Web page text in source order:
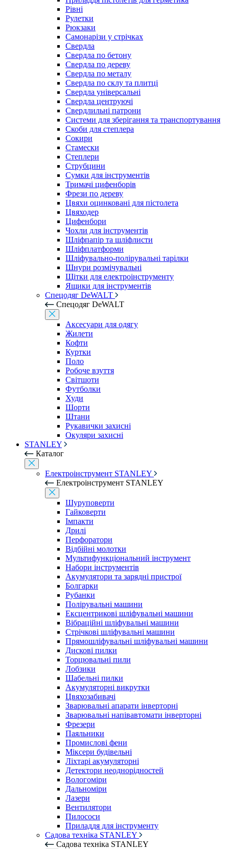
Рівні
Рулетки
Рюкзаки
Самонарізи у стрічках
Свердла
Свердла по бетону
Свердла по дереву
Свердла по металу
Свердла по склу та плитці
Свердла універсальні
Свердла центруючі
Свердлильні патрони
Системи для зберігання та транспортування
Скоби для степлера
Сокири
Стамески
Степлери
Струбцини
Сумки для інструментів
Тримачі цифенборів
Фрези по дереву
Цвяхи оцинковані для пістолета
Цвяходер
Цифенбори
Чохли для інструментів
Шліфпапір та шліфлисти
Шліфплатформи
Шліфувально-полірувальні тарілки
Шнури розмічувальні
Щітки для електроінструменту
Ящики для інструментів
Спецодяг DeWALT
Спецодяг DeWALT
Аксесуари для одягу
Жилети
Кофти
Куртки
Поло
Робоче взуття
Світшоти
Футболки
Худи
Шорти
Штани
Рукавички захисні
Окуляри захисні
STANLEY
Каталог
Електроінструмент STANLEY
Електроінструмент STANLEY
Шуруповерти
Гайковерти
Імпакти
Дрилі
Перфоратори
Відбійні молотки
Мультифункціональний інструмент
Набори інструментів
Акумулятори та зарядні пристрої
Болгарки
Рубанки
Полірувальні машини
Ексцентрикові шліфувальні машини
Вібраційні шліфувальні машини
Стрічкові шліфувальні машини
Прямошліфувальні шліфувальні машини
Дискові пилки
Торцювальні пили
Лобзики
Шабельні пилки
Акумуляторні викрутки
Цвяхозабивачі
Зварювальні апарати інверторні
Зварювальні напівавтомати інверторні
Фрезери
Паяльники
Промислові фени
Міксери будівельні
Ліхтарі акумуляторні
Детектори неоднорідностей
Вологоміри
Дальноміри
Лазери
Вентилятори
Пилососи
Приладдя для інструменту
Садова техніка STANLEY
Садова техніка STANLEY